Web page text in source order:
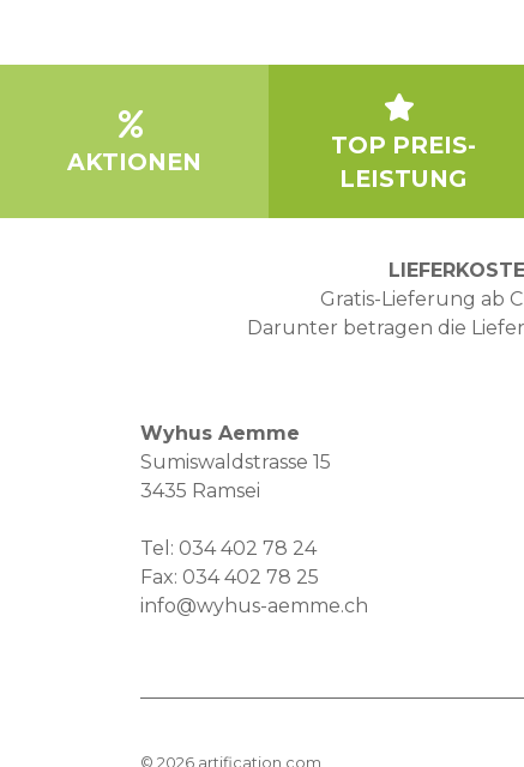
AKTIONEN
TOP PREIS-
LEISTUNG
Gratis-Lieferung ab
Darunter betragen die
Wyhus Aemme
Sumiswaldstrasse 15
3435 Ramsei
Tel: 034 402 78 24
Fax: 034 402 78 25
info@wyhus-aemme.ch
© 2026 artification.com